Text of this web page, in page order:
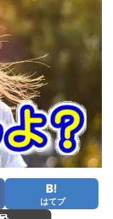
はてブ